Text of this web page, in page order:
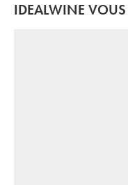
IDEALWINE VOUS